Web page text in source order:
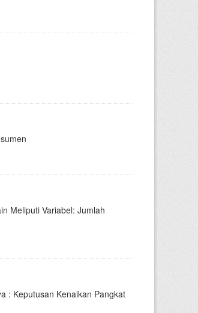
Meliputi Variabel: Jumlah
: Keputusan Kenaikan Pangkat